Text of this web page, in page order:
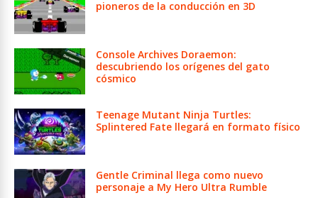
pioneros de la conducción en 3D
Console Archives Doraemon:
descubriendo los orígenes del gato
cósmico
Teenage Mutant Ninja Turtles:
Splintered Fate llegará en formato físico
Gentle Criminal llega como nuevo
personaje a My Hero Ultra Rumble